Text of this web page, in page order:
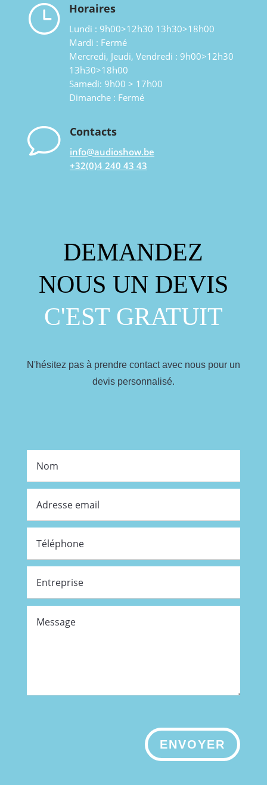
} Horaires
Lundi : 9h00>12h30 13h30>18h00
Mardi : Fermé
Mercredi, Jeudi, Vendredi : 9h00>12h30
13h30>18h00
Samedi: 9h00 > 17h00
Dimanche : Fermé
v Contacts
info@audioshow.be
+32(0)4 240 43 43
DEMANDEZ
NOUS UN DEVIS
C'EST GRATUIT
N'hésitez pas à prendre contact avec nous pour un
devis personnalisé.
ENVOYER